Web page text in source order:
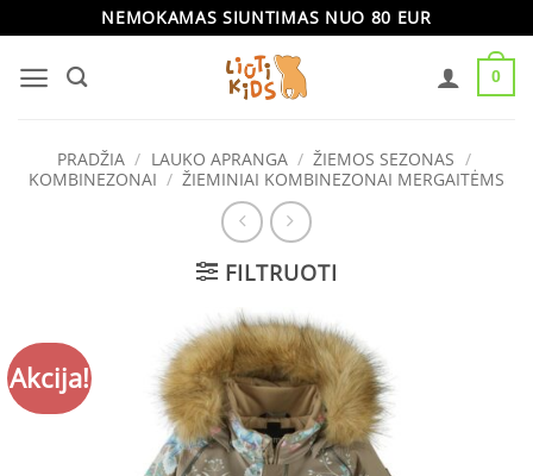
content
NEMOKAMAS SIUNTIMAS NUO 80 EUR
0
PRADŽIA / LAUKO APRANGA / ŽIEMOS SEZONAS /
KOMBINEZONAI / ŽIEMINIAI KOMBINEZONAI MERGAITĖMS
FILTRUOTI
Akcija!